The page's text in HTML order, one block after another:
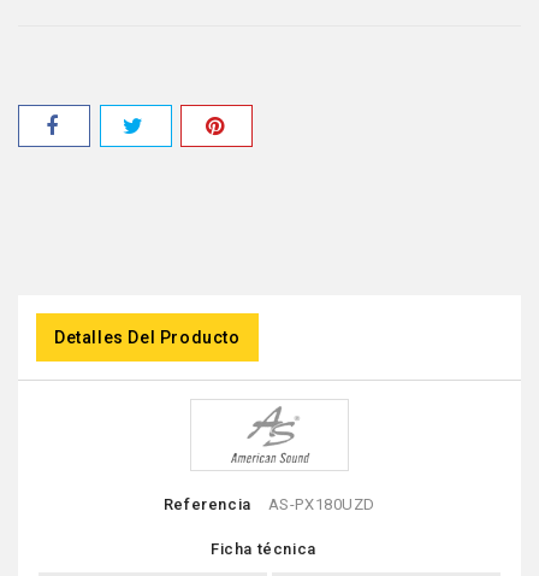
Detalles Del Producto
Referencia AS-PX180UZD
Ficha técnica